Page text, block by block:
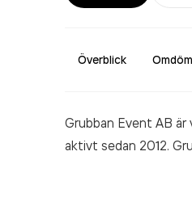
Överblick
Grubban Event AB är
aktivt sedan 2012.